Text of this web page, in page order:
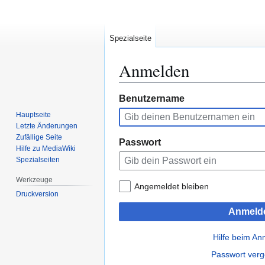
Anmelden
Zur
Navigation
springen
Zur
Suche
springen
Benutzername
Passwort
Angemeldet bleiben
Hilfe beim
Passwort
Spezialseite
Hauptseite
Letzte Änderungen
Zufällige Seite
Hilfe zu MediaWiki
Spezialseiten
Werkzeuge
Druckversion